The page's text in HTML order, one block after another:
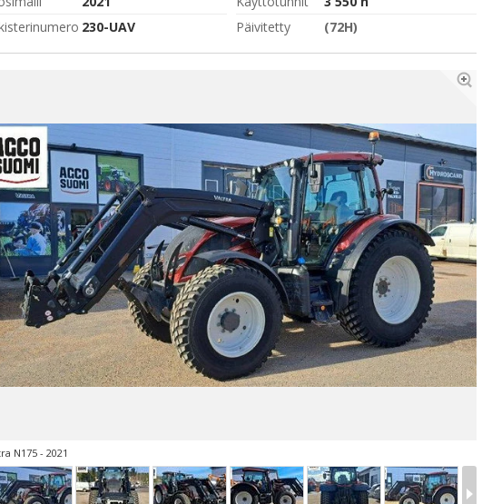
230-UAV Päivitetty (72H)
N175 - 2021